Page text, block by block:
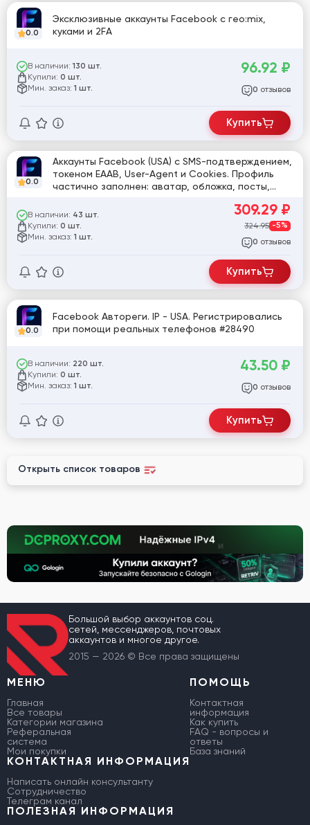
0.0
Эксклюзивные аккаунты Facebook с гео:mix,
куками и 2FA
В наличии: 130 шт.
Купили: 0 шт.
Мин. заказ: 1 шт.
96.92 ₽
0 отзывов
Купить
0.0
Аккаунты Facebook (USA) с SMS-подтверждением,
токеном EAAB, User-Agent и Cookies. Профиль
частично заполнен: аватар, обложка, посты,
Регистрация на устройствах с USA IP.
В наличии: 43 шт.
Купили: 0 шт.
Мин. заказ: 1 шт.
309.29 ₽
324.95 -5%
0 отзывов
Купить
0.0
Facebook Автореги. IP - USA. Регистрировались
при помощи реальных телефонов #28490
В наличии: 220 шт.
Купили: 0 шт.
Мин. заказ: 1 шт.
43.50 ₽
0 отзывов
Купить
Открыть список товаров
Большой выбор аккаунтов соц.
сетей, мессенджеров, почтовых
аккаунтов и многое другое.
2015 — 2026 © Все права защищены
МЕНЮ
Главная
Все товары
Категории магазина
Реферальная
система
Мои покупки
ПОМОЩЬ
Контактная
информация
Как купить
FAQ - вопросы и
ответы
База знаний
КОНТАКТНАЯ ИНФОРМАЦИЯ
Написать онлайн консультанту
Сотрудничество
Телеграм канал
ПОЛЕЗНАЯ ИНФОРМАЦИЯ